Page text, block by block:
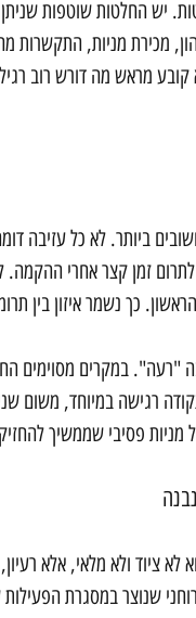
יש החלטות שוטפות שניתן
מכירת מניות, התקשרות
מראש מה דורש רוב
ביותר. לא כל עזיבה
זמן קצר אחרי ההקמה.
כך נשמר איזון בין
"רעה". במקרים מסוימים
רגישה במיוחד, משום
פסיבי שממשיך
ציוד ולא מלאי, אלא
שנוצר במסגרת